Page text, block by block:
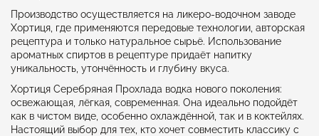
Производство осуществляется на ликеро-водочном заводе
Хортиця, где применяются передовые технологии, авторская
рецептура и только натуральное сырьё. Использование
ароматных спиртов в рецептуре придаёт напитку
уникальность, утончённость и глубину вкуса.
Хортиця Серебряная Прохлада водка нового поколения:
освежающая, лёгкая, современная. Она идеально подойдёт
как в чистом виде, особенно охлаждённой, так и в коктейлях.
Настоящий выбор для тех, кто хочет совместить классику с